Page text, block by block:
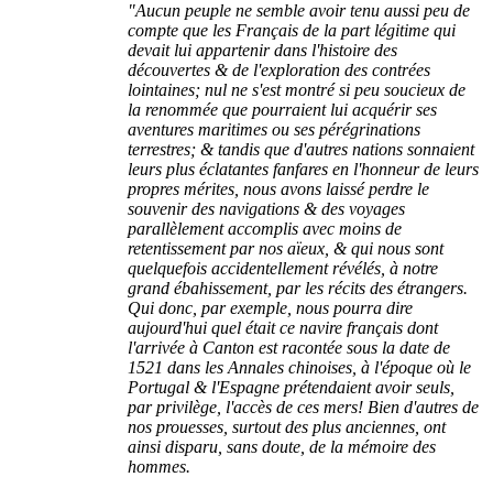
"Aucun peuple ne semble avoir tenu aussi peu de
compte que les Français de la part légitime qui
devait lui appartenir dans l'histoire des
découvertes & de l'exploration des contrées
lointaines; nul ne s'est montré si peu soucieux de
la renommée que pourraient lui acquérir ses
aventures maritimes ou ses pérégrinations
terrestres; & tandis que d'autres nations sonnaient
leurs plus éclatantes fanfares en l'honneur de leurs
propres mérites, nous avons laissé perdre le
souvenir des navigations & des voyages
parallèlement accomplis avec moins de
retentissement par nos aïeux, & qui nous sont
quelquefois accidentellement révélés, à notre
grand ébahissement, par les récits des étrangers.
Qui donc, par exemple, nous pourra dire
aujourd'hui quel était ce navire français dont
l'arrivée à Canton est racontée sous la date de
1521 dans les Annales chinoises, à l'époque où le
Portugal & l'Espagne prétendaient avoir seuls,
par privilège, l'accès de ces mers! Bien d'autres de
nos prouesses, surtout des plus anciennes, ont
ainsi disparu, sans doute, de la mémoire des
hommes.